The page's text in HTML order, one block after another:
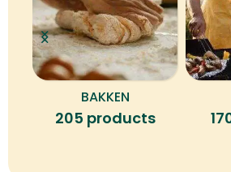
BAKKEN
205 products